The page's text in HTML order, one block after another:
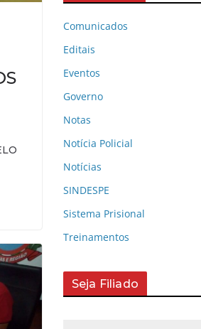
Comunicados
Editais
Eventos
Governo
Notas
Notícia Policial
Notícias
SINDESPE
Sistema Prisional
Treinamentos
Seja Filiado